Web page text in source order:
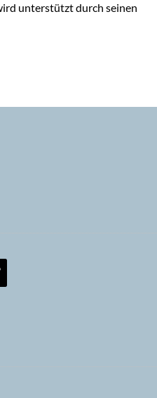
unterstützt durch seinen